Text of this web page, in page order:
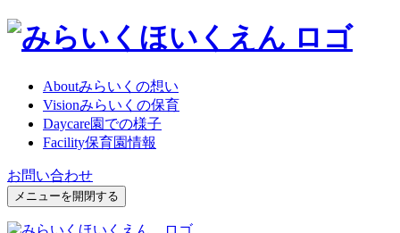
Aboutみらいくの想い
Visionみらいくの保育
Daycare園での様子
Facility保育園情報
お問い合わせ
メニューを開閉する